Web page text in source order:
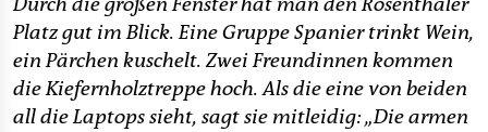
Platz gut im Blick. Eine Gruppe Spanier trinkt Wein,
ein Pärchen kuschelt. Zwei Freundinnen kommen
die Kiefernholztreppe hoch. Als die eine von beiden
all die Laptops sieht, sagt sie mitleidig: „Die armen